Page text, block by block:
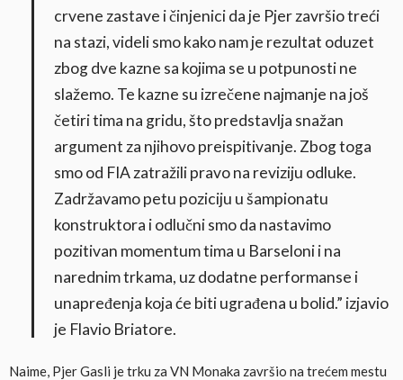
crvene zastave i činjenici da je Pjer završio treći
na stazi, videli smo kako nam je rezultat oduzet
zbog dve kazne sa kojima se u potpunosti ne
slažemo. Te kazne su izrečene najmanje na još
četiri tima na gridu, što predstavlja snažan
argument za njihovo preispitivanje. Zbog toga
smo od FIA zatražili pravo na reviziju odluke.
Zadržavamo petu poziciju u šampionatu
konstruktora i odlučni smo da nastavimo
pozitivan momentum tima u Barseloni i na
narednim trkama, uz dodatne performanse i
unapređenja koja će biti ugrađena u bolid.” izjavio
je Flavio Briatore.
Naime, Pjer Gasli je trku za VN Monaka završio na trećem mestu